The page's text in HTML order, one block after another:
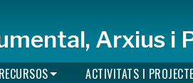
Arxius i
RECURSOS ACTIVITATS I